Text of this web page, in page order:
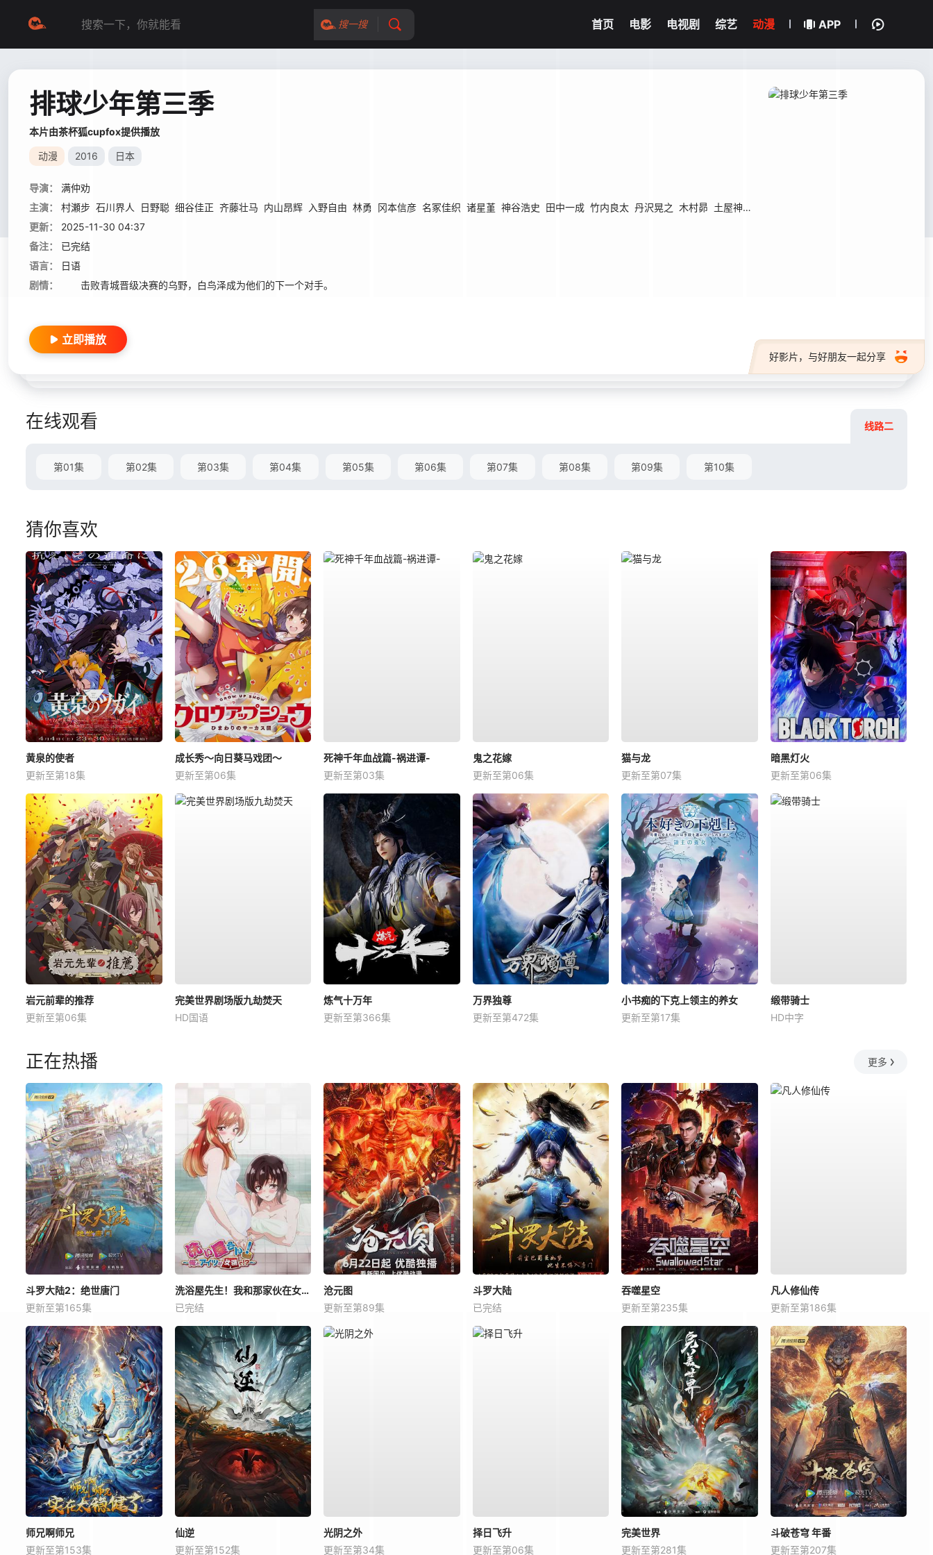
搜一搜 首页 电影 电视剧 综艺 动漫 APP
排球少年第三季
本片由茶杯狐cupfox提供播放
动漫 2016 日本
导演：
满仲劝
主演：
村瀬步 石川界人 日野聪 细谷佳正 齐藤壮马 内山昂辉 入野自由 林勇 冈本信彦 名冢佳织 诸星堇 神谷浩史 田中一成 竹内良太 丹沢晃之 木村昴 土屋神叶
更新：
2025-11-30 04:37
备注：
已完结
语言：
日语
剧情：
击败青城晋级决赛的乌野，白鸟泽成为他们的下一个对手。
好影片，与好朋友一起分享
立即播放
在线观看 线路二
第01集 第02集 第03集 第04集 第05集 第06集 第07集 第08集 第09集 第10集
猜你喜欢
黄泉的使者
更新至第18集
成长秀～向日葵马戏团～
更新至第06集
死神千年血战篇-祸进谭-
更新至第03集
鬼之花嫁
更新至第06集
猫与龙
更新至第07集
暗黑灯火
更新至第06集
岩元前辈的推荐
更新至第06集
完美世界剧场版九劫焚天
HD国语
炼气十万年
更新至第366集
万界独尊
更新至第472集
小书痴的下克上领主的养女
更新至第17集
缎带骑士
HD中字
正在热播 更多
斗罗大陆2：绝世唐门
更新至第165集
洗浴屋先生！我和那家伙在女浴池！？
已完结
沧元图
更新至第89集
斗罗大陆
已完结
吞噬星空
更新至第235集
凡人修仙传
更新至第186集
师兄啊师兄
更新至第153集
仙逆
更新至第152集
光阴之外
更新至第34集
择日飞升
更新至第06集
完美世界
更新至第281集
斗破苍穹 年番
更新至第207集